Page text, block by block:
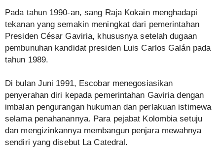
Pada tahun 1990-an, sang Raja Kokain menghadapi
tekanan yang semakin meningkat dari pemerintahan
Presiden César Gaviria, khususnya setelah dugaan
pembunuhan kandidat presiden Luis Carlos Galán pada
tahun 1989.
Di bulan Juni 1991, Escobar menegosiasikan
penyerahan diri kepada pemerintahan Gaviria dengan
imbalan pengurangan hukuman dan perlakuan istimewa
selama penahanannya. Para pejabat Kolombia setuju
dan mengizinkannya membangun penjara mewahnya
sendiri yang disebut La Catedral.